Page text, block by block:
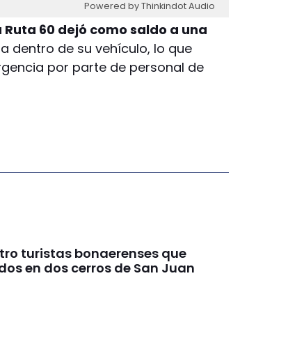
Powered by Thinkindot Audio
60 dejó como saldo a una
dentro de su vehículo, lo que
por parte de personal de
turistas bonaerenses que
en dos cerros de San Juan